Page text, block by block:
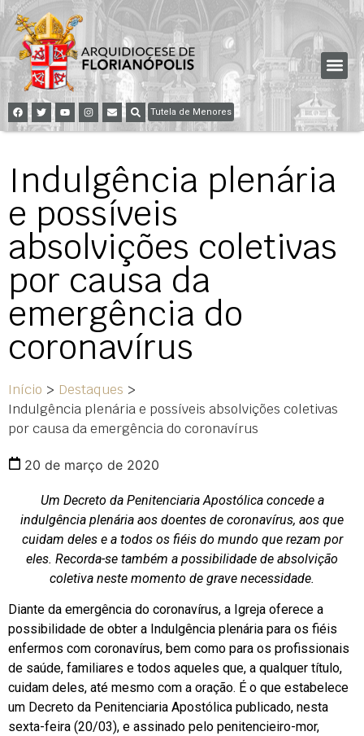
Tutela de Menores
Indulgência plenária
e possíveis
absolvições coletivas
por causa da
emergência do
coronavírus
Início > Destaques >
Indulgência plenária e possíveis absolvições coletivas
por causa da emergência do coronavírus
20 de março de 2020
Um Decreto da Penitenciaria Apostólica concede a
indulgência plenária aos doentes de coronavírus, aos que
cuidam deles e a todos os fiéis do mundo que rezam por
eles. Recorda-se também a possibilidade de absolvição
coletiva neste momento de grave necessidade.
Diante da emergência do coronavírus, a Igreja oferece a
possibilidade de obter a Indulgência plenária para os fiéis
enfermos com coronavírus, bem como para os profissionais
de saúde, familiares e todos aqueles que, a qualquer título,
cuidam deles, até mesmo com a oração. É o que estabelece
um Decreto da Penitenciaria Apostólica publicado, nesta
sexta-feira (20/03), e assinado pelo penitencieiro-mor,